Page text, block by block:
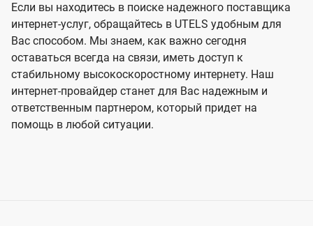
Если вы находитесь в поиске надежного поставщика
интернет-услуг, обращайтесь в UTELS удобным для
Вас способом. Мы знаем, как важно сегодня
оставаться всегда на связи, иметь доступ к
стабильному высокоскоростному интернету. Наш
интернет-провайдер станет для Вас надежным и
ответственным партнером, который придет на
помощь в любой ситуации.